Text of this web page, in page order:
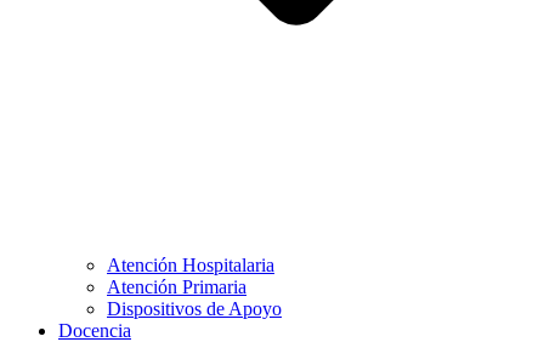
Atención Hospitalaria
Atención Primaria
Dispositivos de Apoyo
Docencia